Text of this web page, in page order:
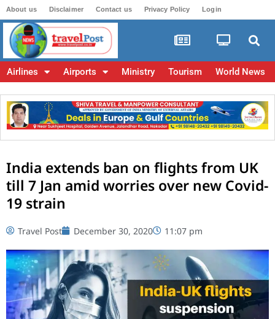
About us Disclaimer Contact us Privacy Policy Login
Airlines Airports Ministry Tourism World News
India extends ban on flights from UK
till 7 Jan amid worries over new Covid-
19 strain
Travel Post December 30, 2020 11:07 pm